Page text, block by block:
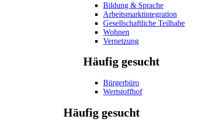
Bildung & Sprache
Arbeitsmarktintegration
Gesellschaftliche Teilhabe
Wohnen
Vernetzung
Häufig gesucht
Bürgerbüro
Wertstoffhof
Häufig gesucht